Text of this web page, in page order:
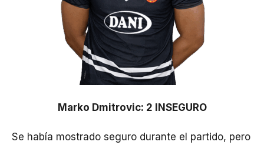
Marko Dmitrovic: 2 INSEGURO
Se había mostrado seguro durante el partido, pero